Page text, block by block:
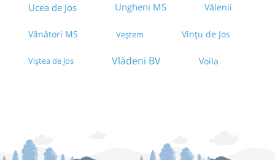
Ucea de Jos Ungheni MS Vălenii
Vânători MS Veștem Vințu de Jos
Viștea de Jos Vlădeni BV Voila